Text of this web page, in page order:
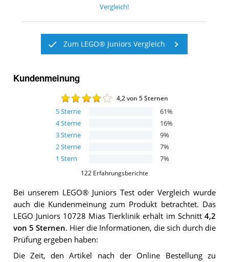
Vergleich!
Zum LEGO® Juniors Vergleich
Kundenmeinung
4,2von 5 Sternen
5Sterne 61%
4Sterne 16%
3Sterne 9%
2Sterne 7%
1 Stern 7%
122 Erfahrungsberichte
Bei unserem LEGO® JuniorsTest oder Vergleich wurde
auch die Kundenmeinung zum Produkt betrachtet. Das
LEGO Juniors 10728 Mias Tierklinik erhält im Schnitt 4,2
von 5 Sternen. Hier die Informationen, die sich durch die
Prüfung ergeben haben:
Die Zeit, den Artikel nach der Online Bestellung zu